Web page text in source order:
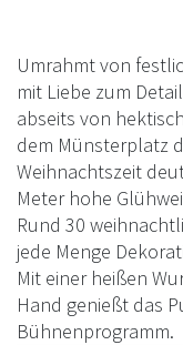
Umrahmt von
mit Liebe zum
abseits von
dem Münsterplatz
Weihnachtszeit
Meter hohe
Rund 30
jede Menge
Mit einer heißen
Hand genießt das
Bühnenprogramm.